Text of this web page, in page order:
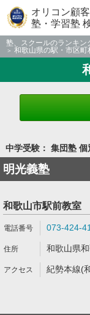
オリコン顧
塾・学習塾
塾、スクールのランキン
和歌山県の駅・市区町
中学受験： 集団塾 個
明光義塾
和歌山市駅前教室
073-424-
和歌山県
紀勢本線(